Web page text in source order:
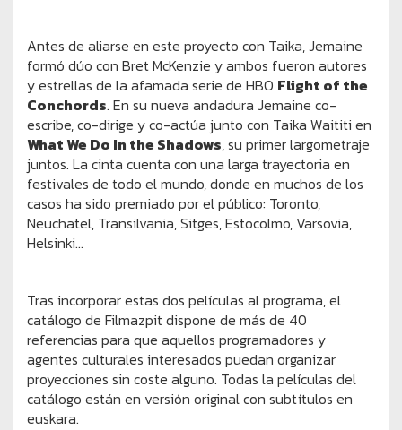
Antes de aliarse en este proyecto con Taika, Jemaine
formó dúo con Bret McKenzie y ambos fueron autores
y estrellas de la afamada serie de HBO Flight of the
Conchords. En su nueva andadura Jemaine co-
escribe, co-dirige y co-actúa junto con Taika Waititi en
What We Do In the Shadows,su primer largometraje
juntos. La cinta cuenta con una larga trayectoria en
festivales de todo el mundo, donde en muchos de los
casos ha sido premiado por el público: Toronto,
Neuchatel, Transilvania, Sitges, Estocolmo, Varsovia,
Helsinki…
Tras incorporar estas dos películas al programa, el
catálogo de Filmazpit dispone de más de 40
referencias para que aquellos programadores y
agentes culturales interesados puedan organizar
proyecciones sin coste alguno. Todas la películas del
catálogo están en versión original con subtítulos en
euskara.